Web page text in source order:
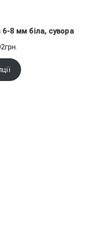
8 мм біла, сувора
грн.
від
0.96грн.